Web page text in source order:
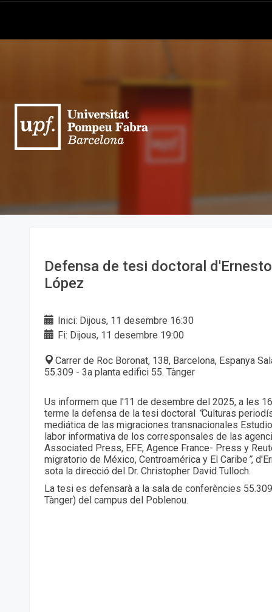
Defensa de tesi doctoral
López
Inici: Dijous, 11 desembre 16:30
Fi: Dijous, 11 desembre 19:00
Carrer de Roc Boronat, 138, Barcelona, Espanya
55.309 - 3a planta edifici 55. Tànger
Us informem que l'11 de desembre del 2025, a les
terme la defensa de la tesi doctoral “Culturas
mediática de las migraciones transnacionales
labor informativa de los corresponsales de las
Associated Press, EFE, Agence France- Press y
migratorio de México, Centroamérica y El Caribe ”,
sota la direcció del Dr. Christopher David Tulloch.
La tesi es defensarà a la sala de conferències
Tànger) del campus del Poblenou.